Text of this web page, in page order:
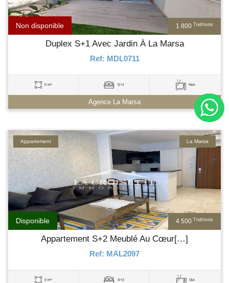
1 800 Tnd/mois
Non disponible
Duplex S+1 Avec Jardin À La Marsa
Ref: MDL0711
0 m² S+1 Non
Agence La Marsa
4 500 Tnd/mois
Disponible
La Marsa
Appartement
Appartement S+2 Meublé Au Cœur[…]
Ref: MAL2097
0 m² S+2 Oui